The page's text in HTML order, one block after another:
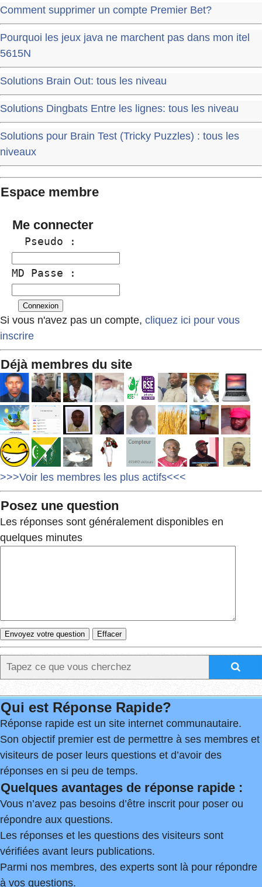
Comment supprimer un compte Premier Bet?
Pourquoi les jeux java ne marchent pas dans mon itel
5615N
Solutions Brain Out: tous les niveau
Solutions Dingbats Entre les lignes: tous les niveau
Solutions pour Brain Test (Tricky Puzzles) : tous les
niveaux
Espace membre
Me connecter
  Pseudo :
MD Passe :
Si vous n'avez pas un compte, cliquez ici pour vous
inscrire
Déjà membres du site
>>>Voir les membres les plus actifs<<<
Posez une question
Les réponses sont généralement disponibles en
quelques minutes
Qui est Réponse Rapide?
Réponse rapide est un site internet communautaire.
Son objectif premier est de permettre à ses membres et
visiteurs de poser leurs questions et d’avoir des
réponses en si peu de temps.
Quelques avantages de réponse rapide :
Vous n’avez pas besoins d’être inscrit pour poser ou
répondre aux questions.
Les réponses et les questions des visiteurs sont
vérifiées avant leurs publications.
Parmi nos membres, des experts sont là pour répondre
à vos questions.